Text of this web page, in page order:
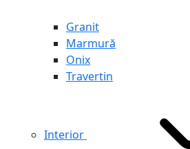
Granit
Marmură
Onix
Travertin
Interior